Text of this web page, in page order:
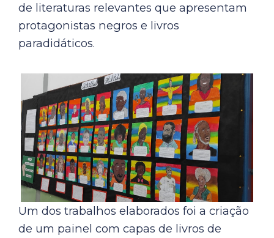
de literaturas relevantes que apresentam
protagonistas negros e livros
paradidáticos.
Um dos trabalhos elaborados foi a criação
de um painel com capas de livros de